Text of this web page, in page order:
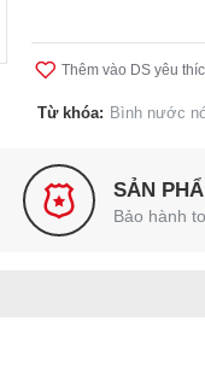
Thêm vào DS yêu
Từ khóa: Bình nước
SẢN
Bảo hành